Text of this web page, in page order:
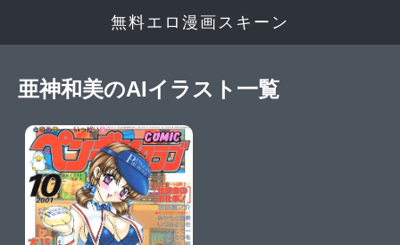
無料エロ漫画スキーン
亜神和美のAIイラスト一覧